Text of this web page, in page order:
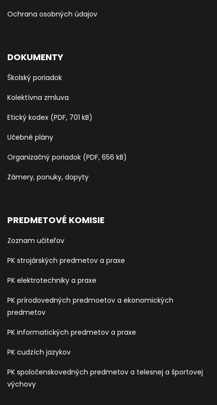
Ochrana osobných údajov
DOKUMENTY
Školský poriadok
Kolektívna zmluva
Etický kodex (PDF, 701 kB)
Učebné plány
Organizačný poriadok (PDF, 656 kB)
Zámery, ponuky, dopyty
PREDMETOVÉ KOMISIE
Zoznam učiteľov
PK strojárských predmetov a praxe
PK elektrotechniky a praxe
PK prírodovedných predmoetov a ekonomických
predmetov
PK informatických predmetov a praxe
PK cudzích jazykov
PK spoločenskovedných predmetov a telesnej a športovej
výchovy